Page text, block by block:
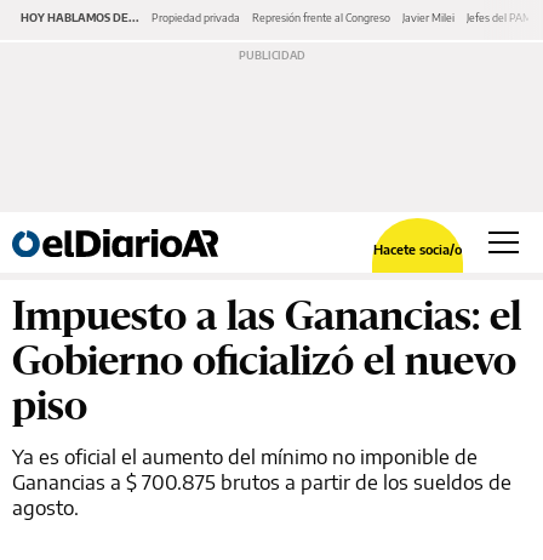
HOY HABLAMOS DE... Propiedad privada Represión frente al Congreso Javier Milei Jefes del PAMI
Hacete socia/o
Impuesto a las Ganancias: el
Gobierno oficializó el nuevo
piso
Ya es oficial el aumento del mínimo no imponible de
Ganancias a $ 700.875 brutos a partir de los sueldos de
agosto.